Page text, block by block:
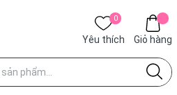
0
Yêu thích Giỏ hàng